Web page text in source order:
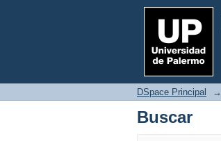
Buscar
DSpace Principal →
Buscar